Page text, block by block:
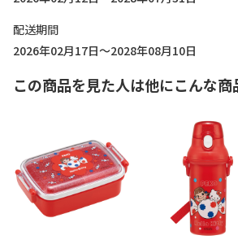
配送期間
2026年02月17日～2028年08月10日
この商品を見た人は他にこんな